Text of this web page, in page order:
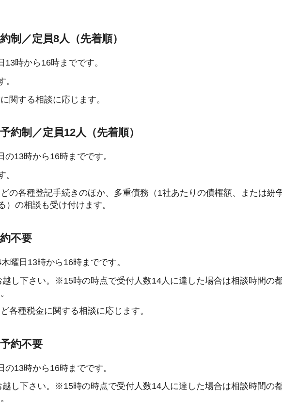
制／定員8人（先着順）
時から16時までです。
。
関する相談に応じます。
約制／定員12人（先着順）
13時から16時までです。
。
の各種登記手続きのほか、多重債務（1社あたりの債権額、または紛
）の相談も受け付けます。
不要
曜日13時から16時までです。
し下さい。※15時の時点で受付人数14人に達した場合は相談時間の
各種税金に関する相談に応じます。
約不要
13時から16時までです。
し下さい。※15時の時点で受付人数14人に達した場合は相談時間の